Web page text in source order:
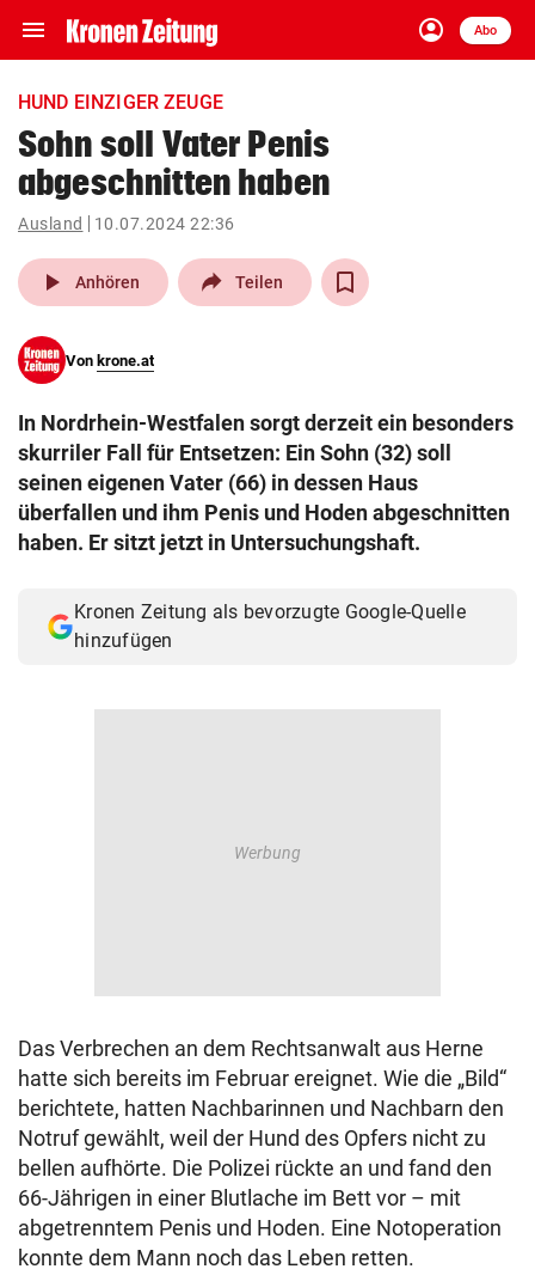
menu Navigation
ein-/ausklappen
account_circle
Anmelden
Abo
close Schließen
account_circle Anmelden
pin_drop
Wien arrow_right
search
eingeben
© Krone Multimedia GmbH & Co KG 2026
HUND EINZIGER ZEUGE
Sohn soll Vater Penis
abgeschnitten haben
Ausland 10.07.2024 22:36
play_arrow Anhören Teilen
Von krone.at
In Nordrhein-Westfalen sorgt derzeit ein besonders
skurriler Fall für Entsetzen: Ein Sohn (32) soll
seinen eigenen Vater (66) in dessen Haus
überfallen und ihm Penis und Hoden abgeschnitten
haben. Er sitzt jetzt in Untersuchungshaft.
Kronen Zeitung als bevorzugte Google-Quelle
hinzufügen
Das Verbrechen an dem Rechtsanwalt aus Herne
hatte sich bereits im Februar ereignet. Wie die „Bild“
berichtete, hatten Nachbarinnen und Nachbarn den
Notruf gewählt, weil der Hund des Opfers nicht zu
bellen aufhörte. Die Polizei rückte an und fand den
66-Jährigen in einer Blutlache im Bett vor – mit
abgetrenntem Penis und Hoden. Eine Notoperation
konnte dem Mann noch das Leben retten.